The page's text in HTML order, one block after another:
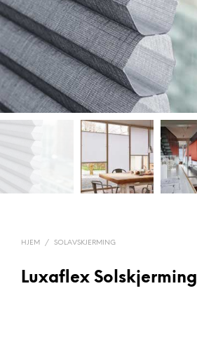
HJEM / SOLAVSKJERMING
Luxaflex Solskjerming